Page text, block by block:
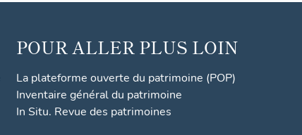
POUR ALLER PLUS LOIN
La plateforme ouverte du patrimoine (POP)
Inventaire général du patrimoine
In Situ. Revue des patrimoines